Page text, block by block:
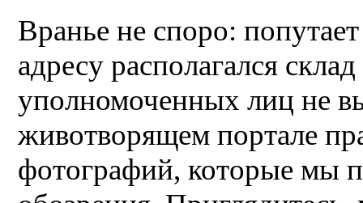
Вранье не споро:
адресу располагался
уполномоченных лиц не
животворящем портале
фотографий, которые мы